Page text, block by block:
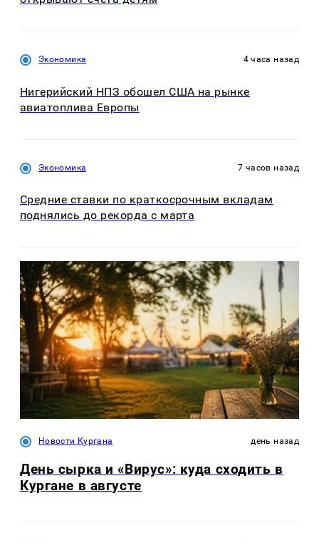
Экономика 4 часа назад
Нигерийский НПЗ обошел США на рынке
авиатоплива Европы
Экономика 7 часов назад
Средние ставки по краткосрочным вкладам
поднялись до рекорда с марта
Новости Кургана день назад
День сырка и «Вирус»: куда сходить в
Кургане в августе